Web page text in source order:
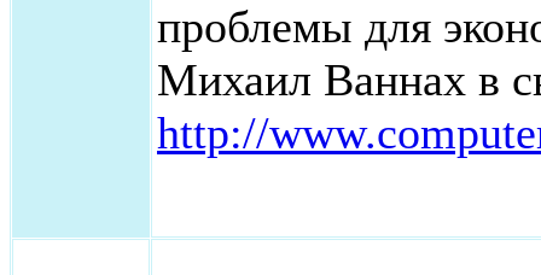
проблемы для
Михаил Ваннах в
http://